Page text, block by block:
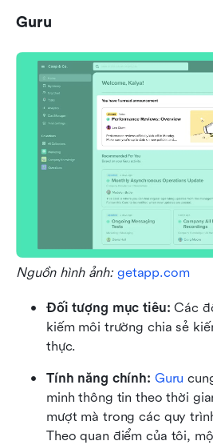
Guru
Nguồn hình ảnh: getapp.com
Đối tượng mục tiêu: Các
kiếm môi trường chia sẻ
thực.
Tính năng chính: Guru
minh thông tin theo thời
mượt mà trong các quy
Theo quan điểm của tôi,